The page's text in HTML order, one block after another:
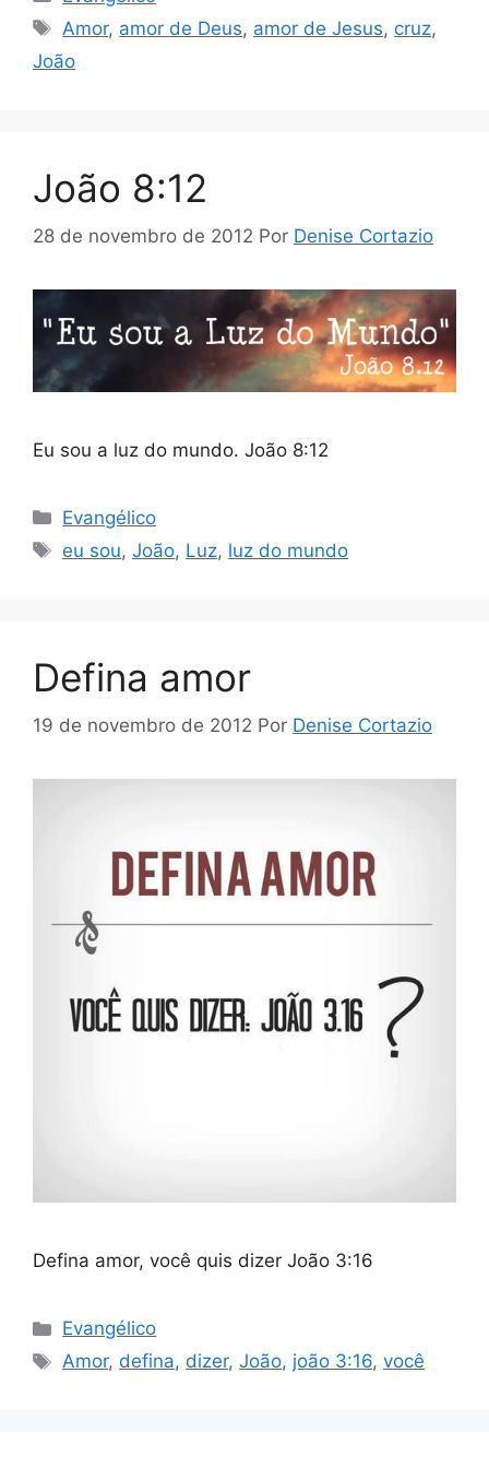
Tags
Amor, amor de Deus, amor de Jesus, cruz,
João
João 8:12
28 de novembro de 2012 Por Denise Cortazio
Eu sou a luz do mundo. João 8:12
Categorias
Evangélico
Tags
eu sou,João, Luz, luz do mundo
Defina amor
19 de novembro de 2012 Por Denise Cortazio
Defina amor, você quis dizer João 3:16
Categorias
Evangélico
Tags
Amor, defina, dizer,João, joão 3:16,você